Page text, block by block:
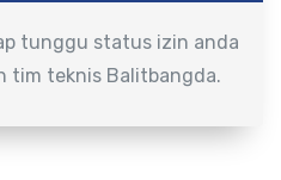
tunggu status izin anda
tim teknis Balitbangda.